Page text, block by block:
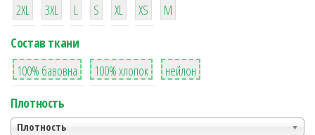
2XL 3XL L S XL XS
М
Состав ткани
8
100% бавовна
36
100% хлопок
2
нейлон
Плотность
Плотность